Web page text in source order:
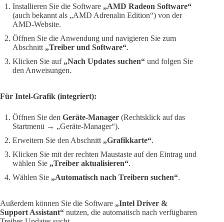
Installieren Sie die Software „AMD Radeon Software“
(auch bekannt als „AMD Adrenalin Edition“) von der
AMD-Website.
Öffnen Sie die Anwendung und navigieren Sie zum
Abschnitt „Treiber und Software“.
Klicken Sie auf „Nach Updates suchen“ und folgen Sie
den Anweisungen.
Für Intel-Grafik (integriert):
Öffnen Sie den Geräte-Manager (Rechtsklick auf das
Startmenü → „Geräte-Manager“).
Erweitern Sie den Abschnitt „Grafikkarte“.
Klicken Sie mit der rechten Maustaste auf den Eintrag und
wählen Sie „Treiber aktualisieren“.
Wählen Sie „Automatisch nach Treibern suchen“.
Außerdem können Sie die Software „Intel Driver &
Support Assistant“ nutzen, die automatisch nach verfügbaren